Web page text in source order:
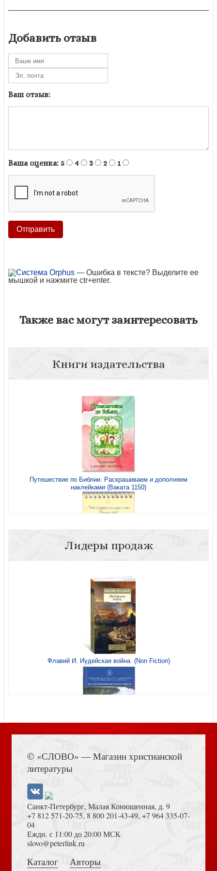
Добавить отзыв
Ваш отзыв:
Ваша оценка: 5 4 3 2 1
— Ошибка в тексте? Выделите ее
мышкой и нажмите ctr+enter.
Также вас могут заинтересовать
Книги издательства
Путешествие по Библии. Раскрашиваем и дополняем
наклейками (Ваката 1150)
Блокнот пасхальный 140*105 мм «Пасхальная корзина»
(Ваката)
Открытка «Отче наш» (Ваката) 220
Открытка С 8 марта! «Все цветы сегодняшнего дня...»
14,5*10,5 (глянцевая) (Ваката) 551
Открытка Поздравляем с крещением (Ваката)
Лидеры продаж
Флавий И. Иудейская война. (Non Fiction)
Толкование на Апокалипсис (Тихоний Африканский)
© «СЛОВО» — Магазин христианской
литературы
Санкт-Петербург, Малая Конюшенная, д. 9
+7 812 571-20-75, 8 800 201-43-49, +7 964 335-07-
04
Еждн. с 11:00 до 20:00 МСК
slovo@peterlink.ru
Каталог
Авторы